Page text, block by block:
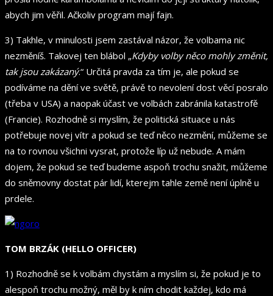
abych jim věřil. Ačkoliv program mají fajn.
3) Takhle, v minulosti jsem zastával názor, že volbama nic
nezměníš. Takovej ten blábol „Kdyby volby něco mohly změnit,
tak jsou zakázaný.“ Určitá pravda za tím je, ale pokud se
podíváme na dění ve světě, právě to nevolení dost věcí posralo
(třeba v USA) a naopak účast ve volbách zabránila katastrofě
(Francie). Rozhodně si myslím, že politická situace u nás
potřebuje novej vítr a pokud se teď něco nezmění, můžeme se
na to rovnou všichni vysrat, protože líp už nebude. A mám
dojem, že pokud se teď budeme aspoň trochu snažit, můžeme
do sněmovny dostat pár lidí, kterejm tahle země není úplně u
prdele.
TOM BRZÁK (HELLO OFFICER)
1) Rozhodně se k volbám chystám a myslím si, že pokud je to
alespoň trochu možný, měl by k ním chodit každej, kdo má